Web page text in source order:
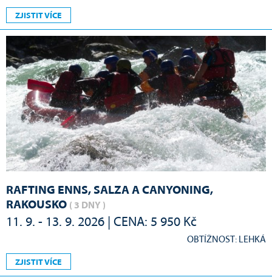
ZJISTIT VÍCE
RAFTING ENNS, SALZA A CANYONING,
RAKOUSKO ( 3 DNY )
11. 9. - 13. 9. 2026 | CENA: 5 950 Kč
OBTÍŽNOST: LEHKÁ
ZJISTIT VÍCE